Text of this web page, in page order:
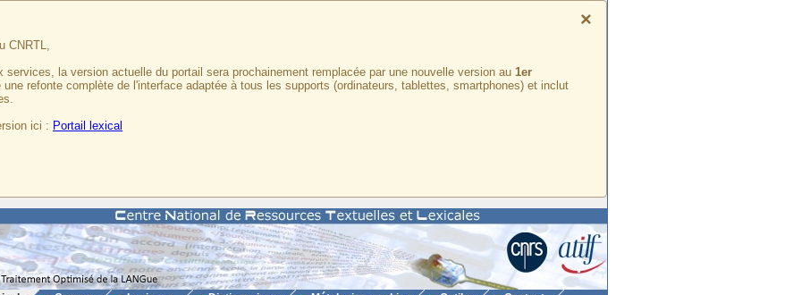
×
CNRTL,
la version actuelle du portail sera prochainement remplacée par une nouvelle version au 1er
une refonte complète de l'interface adaptée à tous les supports (ordinateurs, tablettes, smartphones) et inclut
ici : Portail lexical